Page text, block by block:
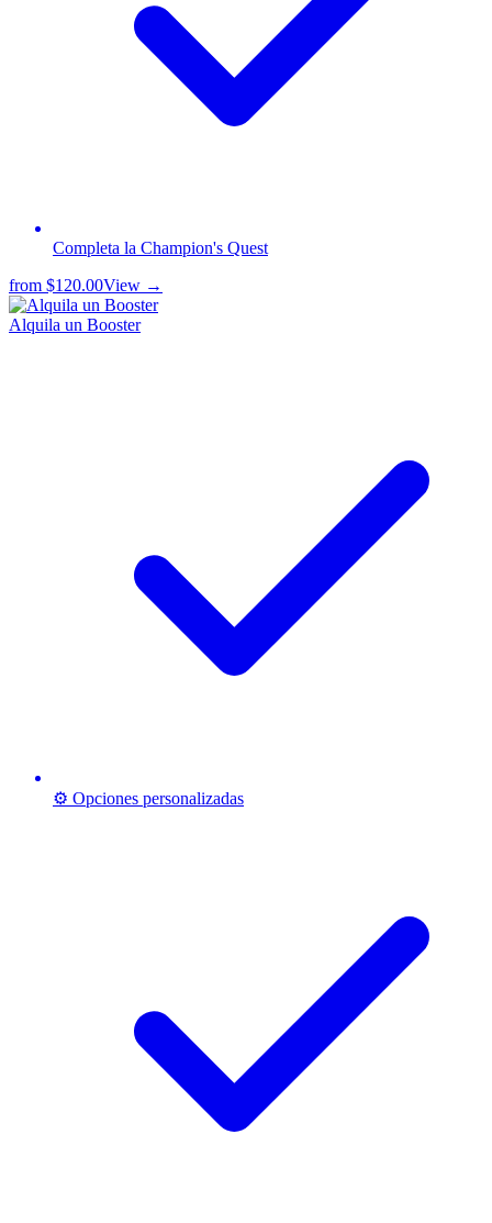
Completa la Champion's Quest
from $120.00View →
Alquila un Booster
⚙️ Opciones personalizadas